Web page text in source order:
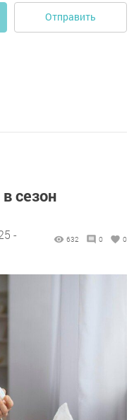
Отправить
сезон
-
632 0 0